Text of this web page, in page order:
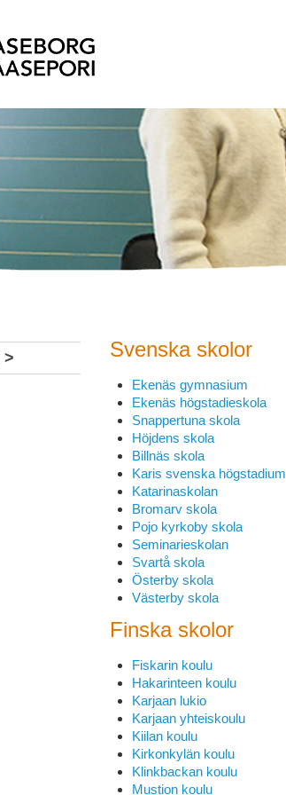
Svenska skolor
Ekenäs gymnasium
Ekenäs högstadieskola
Snappertuna skola
Höjdens skola
Billnäs skola
Karis svenska högstadium
Katarinaskolan
Bromarv skola
Pojo kyrkoby skola
Seminarieskolan
Svartå skola
Österby skola
Västerby skola
Finska skolor
Fiskarin koulu
Hakarinteen koulu
Karjaan lukio
Karjaan yhteiskoulu
Kiilan koulu
Kirkonkylän koulu
Klinkbackan koulu
Mustion koulu